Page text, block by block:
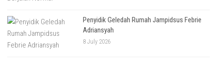
Penyidik Geledah Rumah Jampidsus Febrie
Adriansyah
8 July 2026